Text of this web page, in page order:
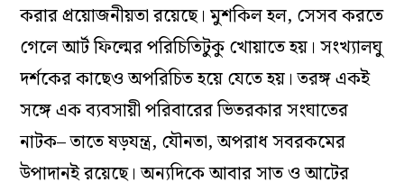
করার প্রয়োজনীয়তা রয়েছে। মুশকিল হল, সেসব করতে
গেলে আর্ট ফিল্মের পরিচিতিটুকু খোয়াতে হয়। সংখ্যালঘু
দর্শকের কাছেও অপরিচিত হয়ে যেতে হয়।তরঙ্গএকই
সঙ্গে এক ব্যবসায়ী পরিবারের ভিতরকার সংঘাতের
নাটক– তাতে ষড়যন্ত্র, যৌনতা, অপরাধ সবরকমের
উপাদানই রয়েছে। অন্যদিকে আবার সাত ও আটের